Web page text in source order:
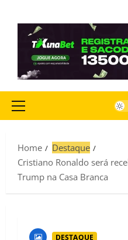
Home
Destaque
Cristiano Ronaldo será
Trump na Casa Branca
DESTAQUE